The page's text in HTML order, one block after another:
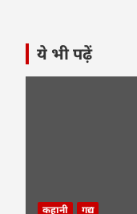
ये भी पढ़ें
कहानी गद्य